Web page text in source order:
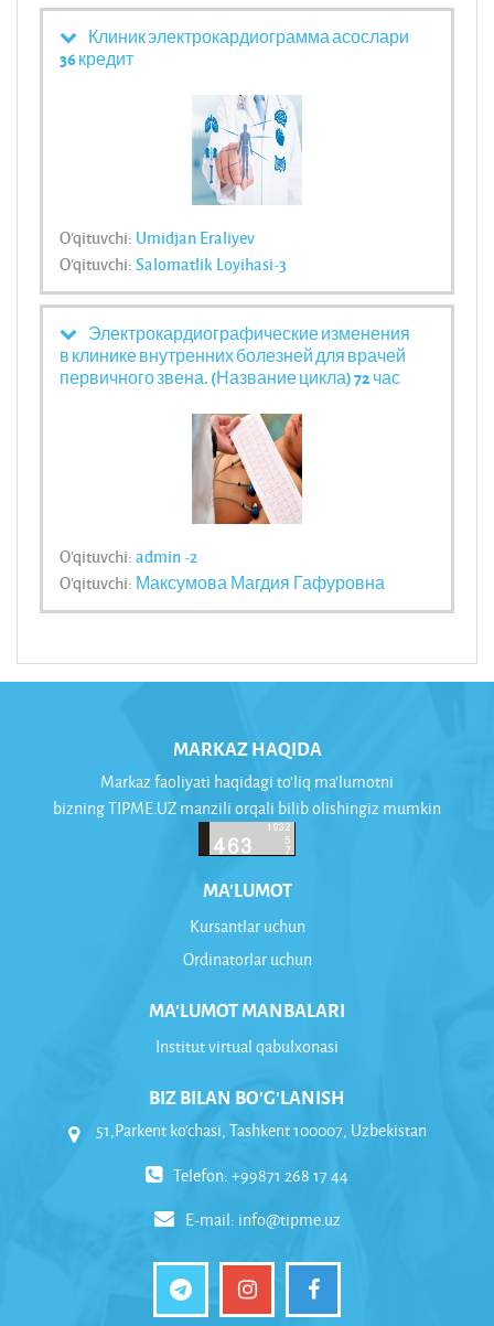
Клиник электрокардиограмма асослари
36 кредит
O'qituvchi: Umidjan Eraliyev
O'qituvchi: Salomatlik Loyihasi-3
Электрокардиографические изменения
в клинике внутренних болезней для врачей
первичного звена. (Название цикла) 72 час
O'qituvchi: admin -2
O'qituvchi: Максумова Магдия Гафуровна
MARKAZ HAQIDA
Markaz faoliyati haqidagi to'liq ma'lumotni
bizning TIPME.UZ manzili orqali bilib olishingiz mumkin
MA'LUMOT
Kursantlar uchun
Ordinatorlar uchun
MA'LUMOT MANBALARI
Institut virtual qabulxonasi
BIZ BILAN BO'G'LANISH
51,Parkent ko'chasi, Tashkent 100007, Uzbekistan
Telefon: +99871 268 17 44
E-mail: info@tipme.uz